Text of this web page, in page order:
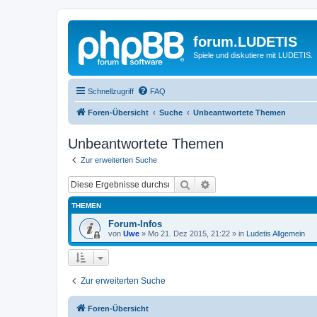
forum.LUDETIS
Spiele und diskutiere mit LUDETIS.
Schnellzugriff FAQ
Foren-Übersicht Suche Unbeantwortete Themen
Unbeantwortete Themen
Zur erweiterten Suche
Suche
THEMEN
Forum-Infos
von Uwe » Mo 21. Dez 2015, 21:22 » in Ludetis Allgemein
Zur erweiterten Suche
Foren-Übersicht